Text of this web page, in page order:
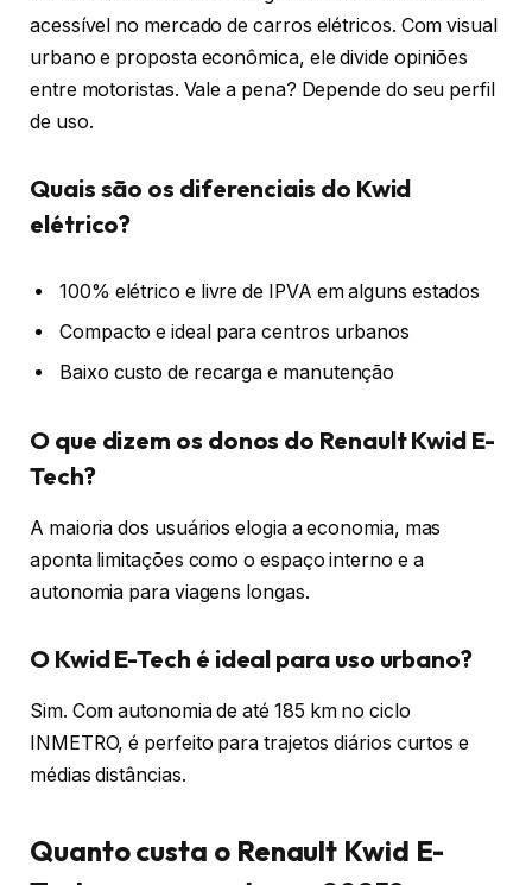
acessível no mercado de carros elétricos. Com visual
urbano e proposta econômica, ele divide opiniões
entre motoristas. Vale a pena? Depende do seu perfil
de uso.
Quais são os diferenciais do Kwid
elétrico?
100% elétrico e livre de IPVA em alguns estados
Compacto e ideal para centros urbanos
Baixo custo de recarga e manutenção
O que dizem os donos do Renault Kwid E-
Tech?
A maioria dos usuários elogia a economia, mas
aponta limitações como o espaço interno e a
autonomia para viagens longas.
O Kwid E-Tech é ideal para uso urbano?
Sim. Com autonomia de até 185 km no ciclo
INMETRO, é perfeito para trajetos diários curtos e
médias distâncias.
Quanto custa o Renault Kwid E-